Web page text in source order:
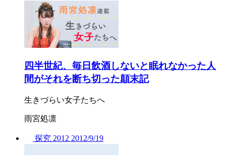
四半世紀、毎日飲酒しないと眠れなかった人
間がそれを断ち切った顛末記
生きづらい女子たちへ
雨宮処凛
探究 2012 2012/9/19